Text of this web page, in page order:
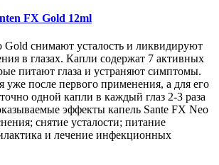
FX Gold 12ml
Gold снимают усталость и ликвидируют
в глазах. Капли содержат 7 активных
питают глаза и устраняют симптомы.
уже после первого применения, а для его
одной капли в каждый глаз 2-3 раза
эффекты капель Sante FX Neo
снятие усталости; питание
и лечение инфекционных